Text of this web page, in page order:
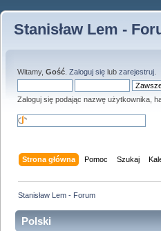
Stanisław Lem -
Witamy, Gość Zaloguj się lub zarejestruj
Zaloguj się podając nazwę użytkownika,
Strona główna Pomoc Szukaj
Stanisław Lem - Forum
Polski